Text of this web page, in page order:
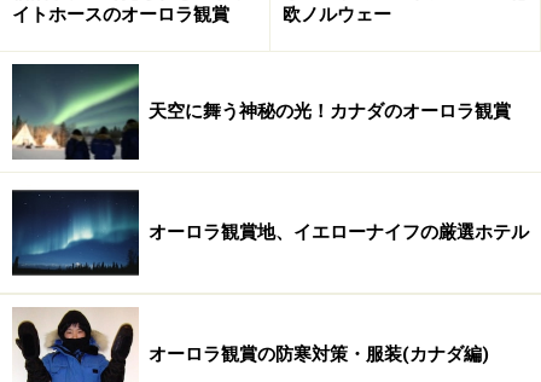
イトホースのオーロラ観賞
欧ノルウェー
天空に舞う神秘の光！カナダのオーロラ観賞
オーロラ観賞地、イエローナイフの厳選ホテル
オーロラ観賞の防寒対策・服装(カナダ編)